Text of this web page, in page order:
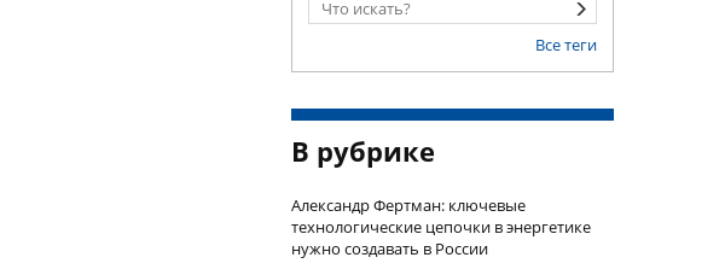
Все теги
В рубрике
Александр Фертман: ключевые
технологические цепочки в энергетике
нужно создавать в России